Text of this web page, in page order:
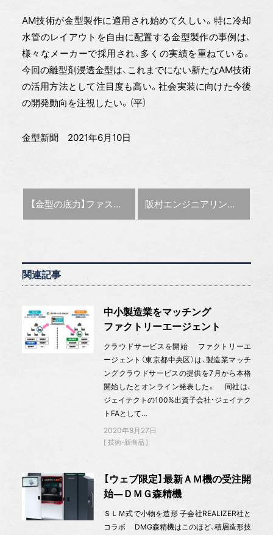
AM技術が金型製作に適用され始めて久しい。特に冷却
水管のレイアウトを自由に配置する金型製作の事例は、
様々なメーカーで採用され、多くの実績を重ねている。
今回の離型剤浸透金型は、これまでにない新たなAM技術
の活用方法として注目度も高い。社会実装に向けた今後
の開発動向を注視したい。（平）
金型新聞 2021年6月10日
前の記事 :
【金型の底力】ファスト 自動化システムでICトレー金型を増産 次の記事 :
阪村エンジニアリング 鏡面加工のロボシステムを販売
関連記事
中小製造業をマッチング
ファクトリーエージェント
クラウドサービスを開始 ファクトリーエ
ージェント（東京都中央区）は、製造業マッチ
ングクラウドサービスの提供を7月から本格
開始したとオンライン発表した。 同社は、
ジェイテクトの100%出資子会社・ジェイテク
トFAとして…
2020年8月27日
技術・新商品
【ウェブ限定】最新ＡＭ機の受注開
始―ＤＭＧ森精機
ＳＬＭ式で小物を造形 子会社REALIZER社と
コラボ DMG森精機はこのほど、積層造形技